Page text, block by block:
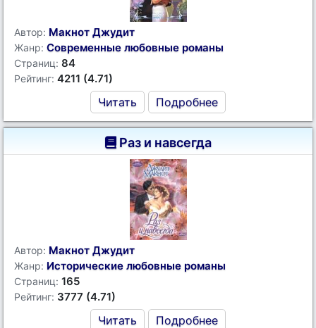
Автор: Макнот Джудит
Жанр: Современные любовные романы
Страниц: 84
Рейтинг: 4211 (4.71)
Читать Подробнее
Раз и навсегда
Автор: Макнот Джудит
Жанр: Исторические любовные романы
Страниц: 165
Рейтинг: 3777 (4.71)
Читать Подробнее